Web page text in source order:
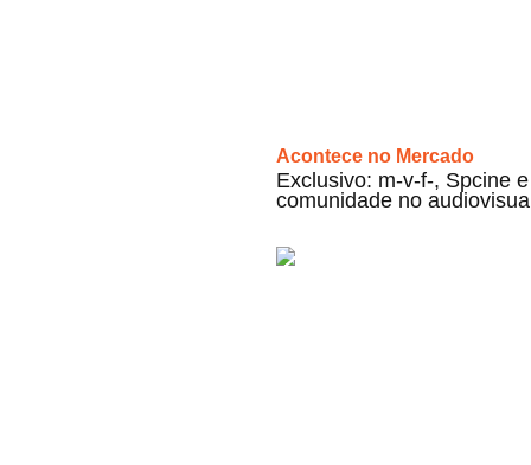
Acontece no Mercado
Exclusivo: m-v-f-, Spcine
comunidade no